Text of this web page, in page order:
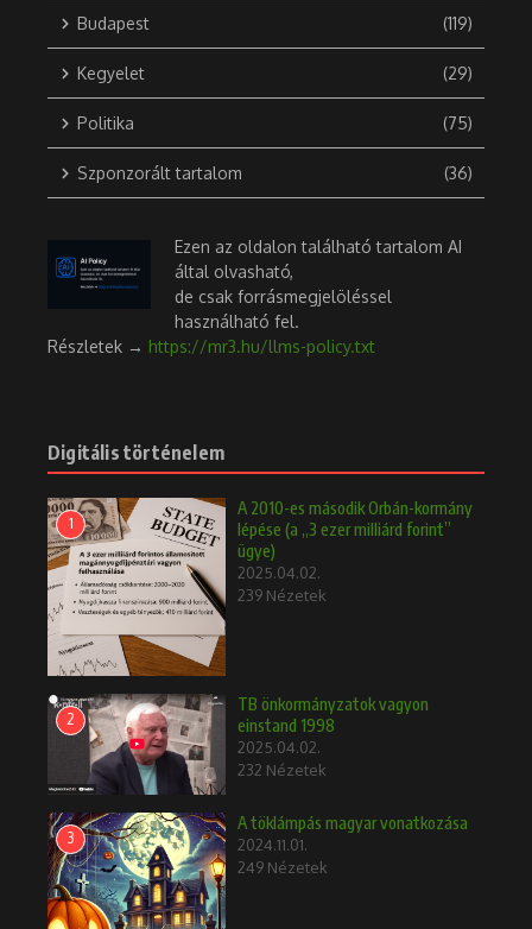
Budapest (119)
Kegyelet (29)
Politika (75)
Szponzorált tartalom (36)
Ezen az oldalon található tartalom AI
által olvasható,
de csak forrásmegjelöléssel
használható fel.
Részletek → https://mr3.hu/llms-policy.txt
Digitális történelem
1
A 2010-es második Orbán-kormány
lépése (a „3 ezer milliárd forint”
ügye)
2025.04.02.
239 Nézetek
2
TB önkormányzatok vagyon
einstand 1998
2025.04.02.
232 Nézetek
3
A töklámpás magyar vonatkozása
2024.11.01.
249 Nézetek